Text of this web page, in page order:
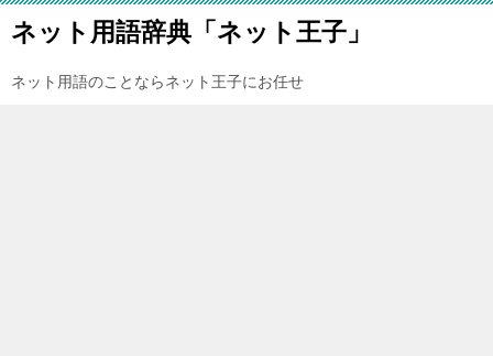
ネット用語辞典「ネット王子」
ネット用語のことならネット王子にお任せ